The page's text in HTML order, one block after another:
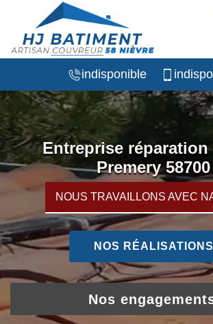
indisponible
Entreprise
Premery 58700
NOUS TRAVAILLONS AVEC
NOS RÉALISATIONS
Nos